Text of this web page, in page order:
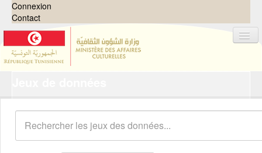
Connexion
Contact
Organisations
Groupes
Demandes 0